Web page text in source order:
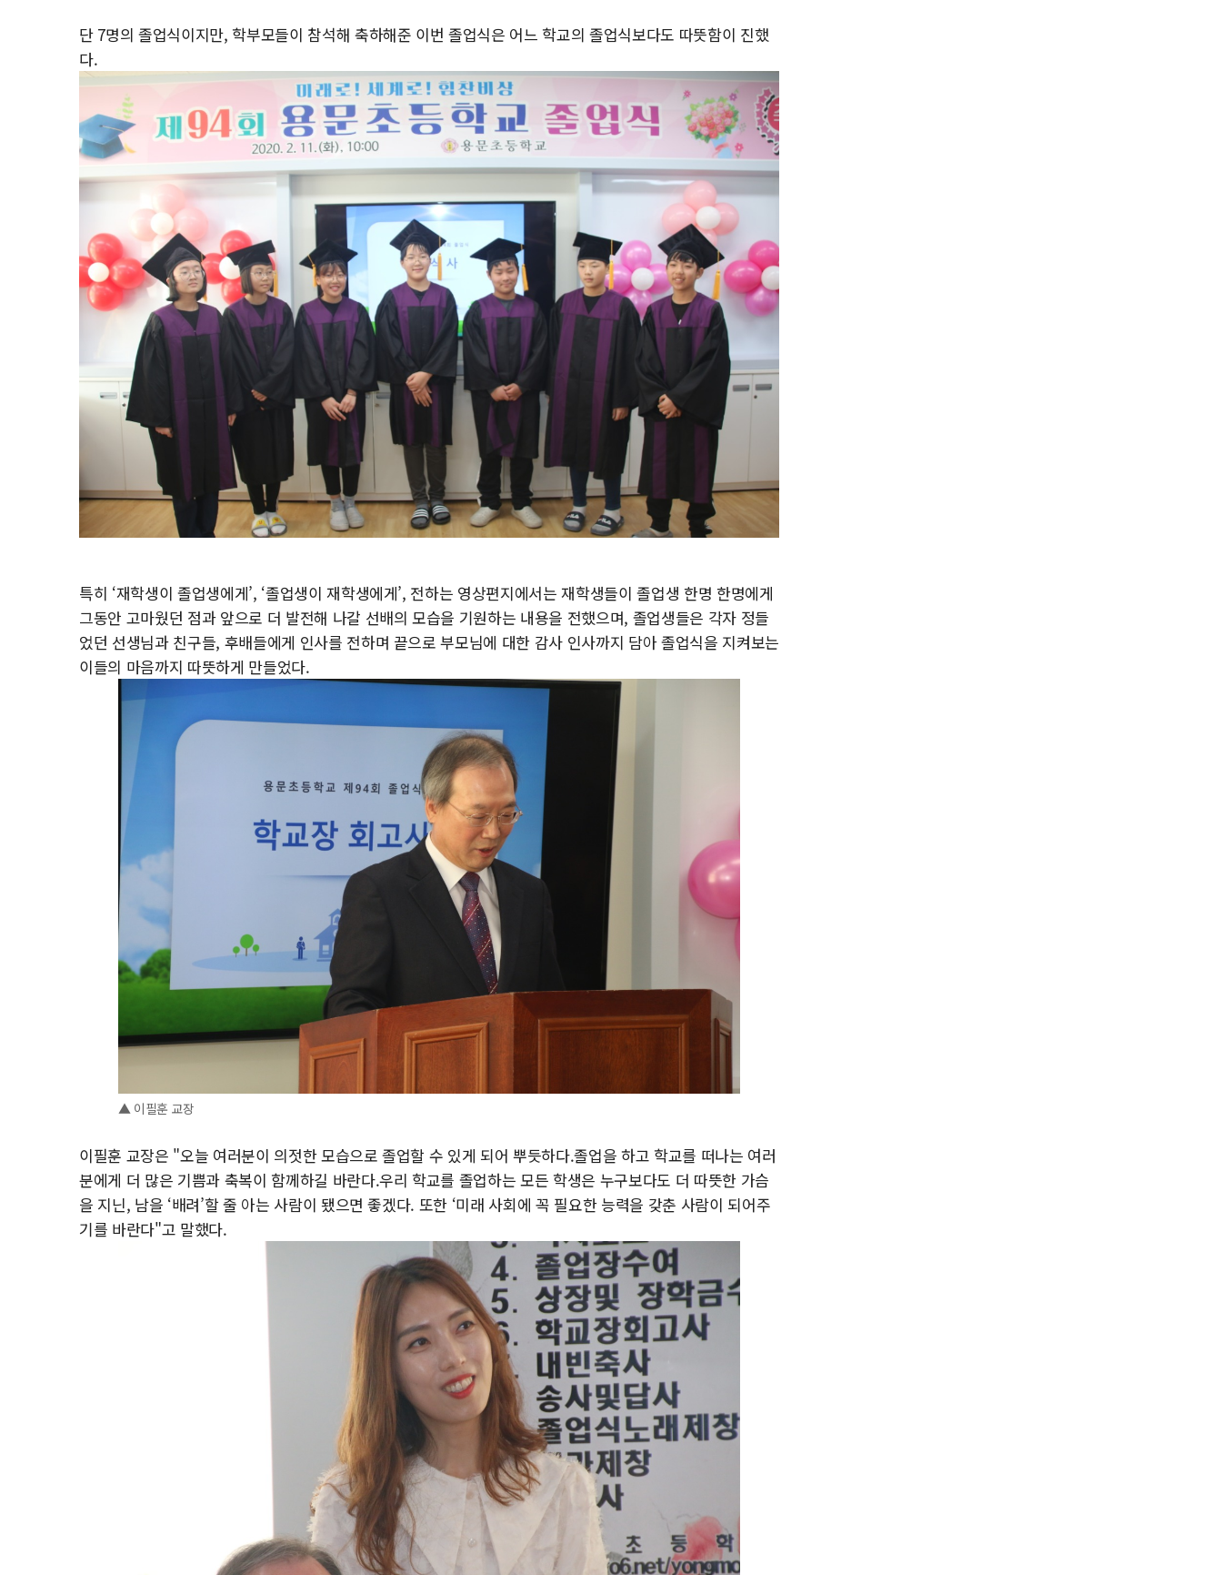
단 7명의 졸업식이지만, 학부모들이 참석해 축하해준 이번 졸업식은 어느 학교의 졸업식보다도 따뜻함이 진했
다.
특히 ‘재학생이 졸업생에게’, ‘졸업생이 재학생에게’, 전하는 영상편지에서는 재학생들이 졸업생 한명 한명에게
그동안 고마웠던 점과 앞으로 더 발전해 나갈 선배의 모습을 기원하는 내용을 전했으며, 졸업생들은 각자 정들
었던 선생님과 친구들, 후배들에게 인사를 전하며 끝으로 부모님에 대한 감사 인사까지 담아 졸업식을 지켜보는
이들의 마음까지 따뜻하게 만들었다.
▲ 이필훈 교장
이필훈 교장은 "오늘 여러분이 의젓한 모습으로 졸업할 수 있게 되어 뿌듯하다.졸업을 하고 학교를 떠나는 여러
분에게 더 많은 기쁨과 축복이 함께하길 바란다.우리 학교를 졸업하는 모든 학생은 누구보다도 더 따뜻한 가슴
을 지닌, 남을 ‘배려’할 줄 아는 사람이 됐으면 좋겠다. 또한 ‘미래 사회에 꼭 필요한 능력을 갖춘 사람이 되어주
기를 바란다"고 말했다.